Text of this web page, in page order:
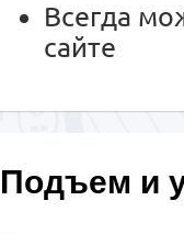
Всегда
сайте
Подъем и